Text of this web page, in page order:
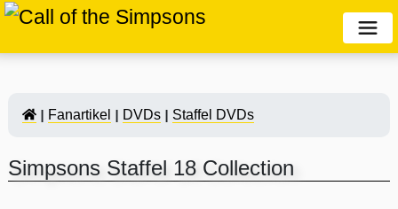
Fanartikel DVDs Staffel DVDs
Simpsons Staffel 18 Collection